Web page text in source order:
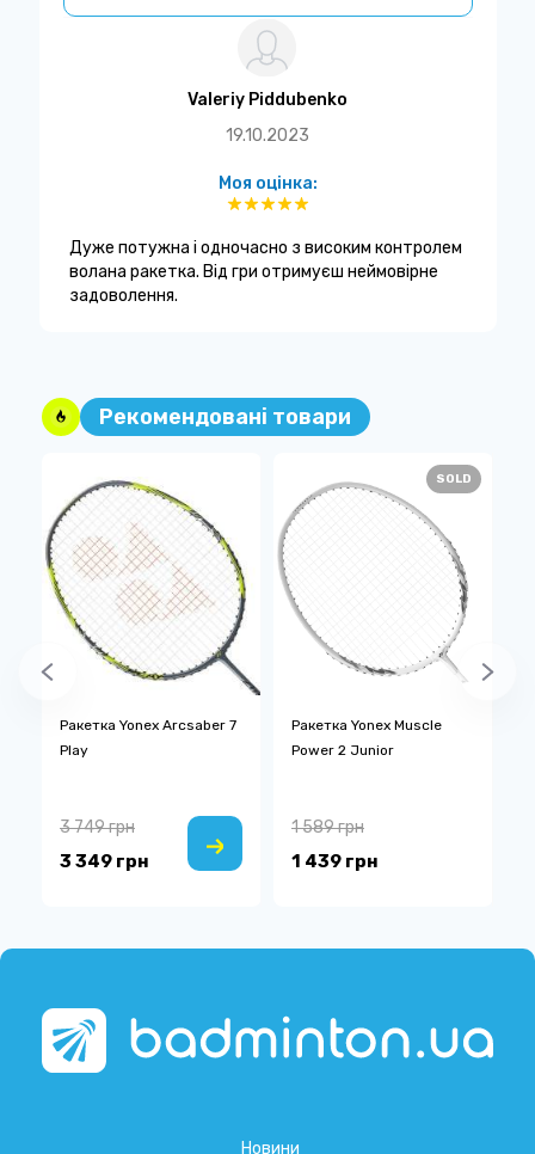
Valeriy Piddubenko
19.10.2023
Моя оцінка:
Дуже потужна і одночасно з високим контролем
волана ракетка. Від гри отримуєш неймовірне
задоволення.
Рекомендовані товари
Ракетка Yonex Arcsaber 7
Play
3 349 грн
3 749 грн
SOLD
Ракетка Yonex Muscle
Power 2 Junior
1 439 грн
1 589 грн
Новини